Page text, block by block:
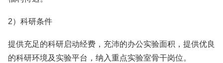
2）科研条件
提供充足的科研启动经费，充沛的办公实验面积，提供优良
的科研环境及实验平台，纳入重点实验室骨干岗位。